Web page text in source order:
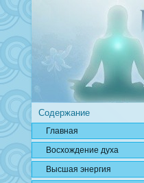
Содержание
Главная
Вοсхождение духа
Высшая энергия